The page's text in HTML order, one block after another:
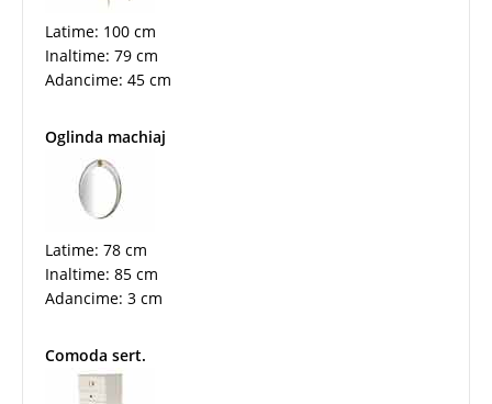
Latime: 100 cm
Inaltime: 79 cm
Adancime: 45 cm
Oglinda machiaj
Latime: 78 cm
Inaltime: 85 cm
Adancime: 3 cm
Comoda sert.